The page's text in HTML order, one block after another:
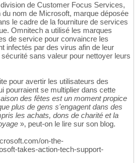
de Customer Focus Services,
nom de Microsoft, marque déposée
le cadre de la fourniture de services
Omnitech a utilisé les marques
de service pour convaincre les
infectés par des virus afin de leur
sans valeur pour nettoyer leurs
pour avertir les utilisateurs des
pourraient se multiplier dans cette
des fêtes est un moment propice
plus de gens s'engagent dans des
les achats, dons de charité et la
», peut-on le lire sur son blog.
on-the-
takes-action-tech-support-